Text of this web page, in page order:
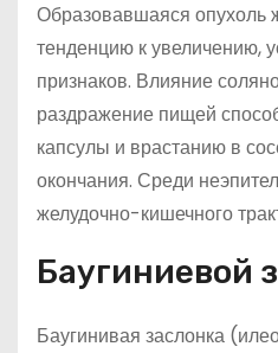
Образовавшаяся опухоль
тенденцию к увеличению,
признаков. Влияние
раздражение пищей
капсулы и врастанию в
окончания. Среди
желудочно-кишечного
Баугиниевой
Баугинивая заслонка